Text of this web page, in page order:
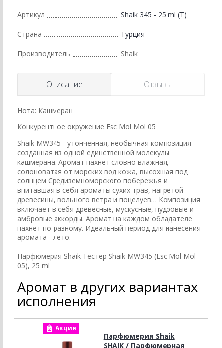
Артикул Shaik 345 - 25 ml (T)
Страна Турция
Производитель Shaik
Описание Отзывы
Нота: Кашмеран
Конкурентное окружение Esc Mol Mol 05
Shaik MW345 - утонченная, необычная композиция
созданная из одной единственной молекулы
кашмерана. Аромат пахнет словно влажная,
солоноватая от морских вод кожа, высохшая под
солнцем Средиземноморского побережья и
впитавшая в себя ароматы сухих трав, нагретой
древесины, вольного ветра и поцелуев… Композиция
включает в себя древесные, мускусные, пудровые и
амбровые аккорды. Аромат на каждом обладателе
пахнет по-разному. Идеальный период для нанесения
аромата - лето.
Парфюмерия Shaik Тестер Shaik MW345 (Esc Mol Mol
05), 25 ml
Аромат в других вариантах
исполнения
Акция
Парфюмерия Shaik
SHAIK / Парфюмерная